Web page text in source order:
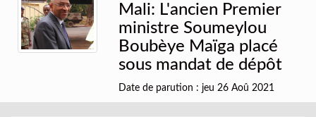
Mali: L'ancien Premier
ministre Soumeylou
Boubèye Maïga placé
sous mandat de dépôt
Date de parution : jeu 26 Aoû 2021